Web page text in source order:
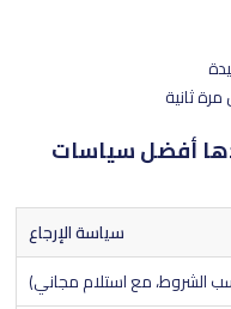
ثانية
أفضل سياسات
سياسة الإرجاع